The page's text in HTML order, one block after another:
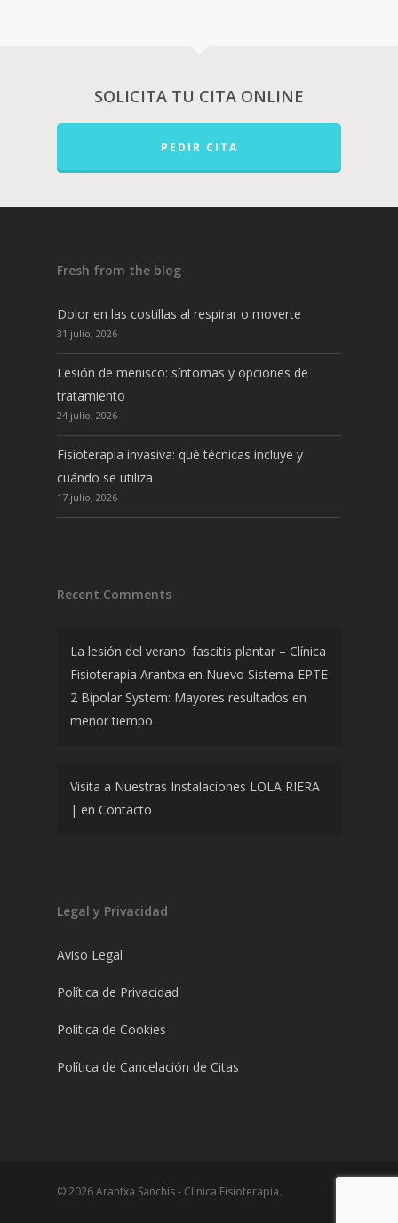
SOLICITA TU CITA ONLINE
PEDIR CITA
Fresh from the blog
Dolor en las costillas al respirar o moverte
31 julio, 2026
Lesión de menisco: síntomas y opciones de
tratamiento
24 julio, 2026
Fisioterapia invasiva: qué técnicas incluye y
cuándo se utiliza
17 julio, 2026
Recent Comments
La lesión del verano: fascitis plantar – Clínica
Fisioterapia Arantxa en Nuevo Sistema EPTE
2 Bipolar System: Mayores resultados en
menor tiempo
Visita a Nuestras Instalaciones LOLA RIERA
| en Contacto
Legal y Privacidad
Aviso Legal
Política de Privacidad
Política de Cookies
Política de Cancelación de Citas
© 2026 Arantxa Sanchís - Clínica Fisioterapia.